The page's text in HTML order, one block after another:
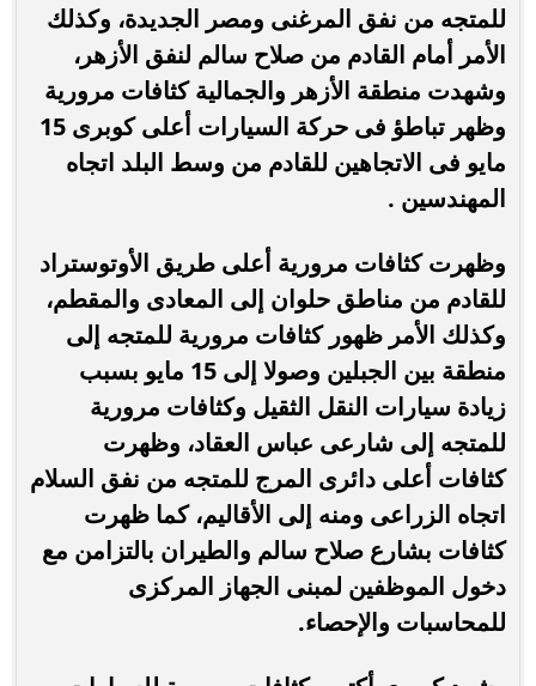
للمتجه من نفق المرغنى ومصر الجديدة، وكذلك
الأمر أمام القادم من صلاح سالم لنفق الأزهر،
وشهدت منطقة الأزهر والجمالية كثافات مرورية
وظهر تباطؤ فى حركة السيارات أعلى كوبرى 15
مايو فى الاتجاهين للقادم من وسط البلد اتجاه
المهندسين .
وظهرت كثافات مرورية أعلى طريق الأوتوستراد
للقادم من مناطق حلوان إلى المعادى والمقطم،
وكذلك الأمر ظهور كثافات مرورية للمتجه إلى
منطقة بين الجبلين وصولا إلى 15 مايو بسبب
زيادة سيارات النقل الثقيل وكثافات مرورية
للمتجه إلى شارعى عباس العقاد، وظهرت
كثافات أعلى دائرى المرج للمتجه من نفق السلام
اتجاه الزراعى ومنه إلى الأقاليم، كما ظهرت
كثافات بشارع صلاح سالم والطيران بالتزامن مع
دخول الموظفين لمبنى الجهاز المركزى
للمحاسبات والإحصاء.